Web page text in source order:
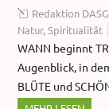
Redaktion
Natur,Spiritualität
WANN beginnt
Augenblick, in
BLÜTE und